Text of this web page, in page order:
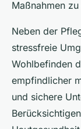
Maßnahmen
Neben der
stressfreie
Wohlbefinden
empfindlicher
und sichere